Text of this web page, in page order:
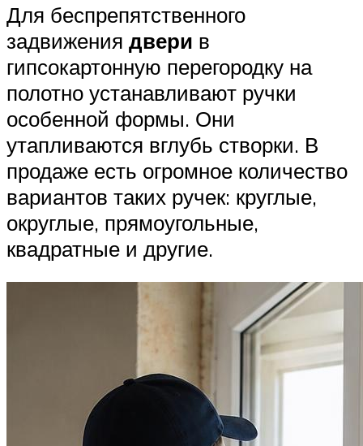
Для беспрепятственного
задвижения двери в
гипсокартонную перегородку на
полотно устанавливают ручки
особенной формы. Они
утапливаются вглубь створки. В
продаже есть огромное количество
вариантов таких ручек: круглые,
округлые, прямоугольные,
квадратные и другие.